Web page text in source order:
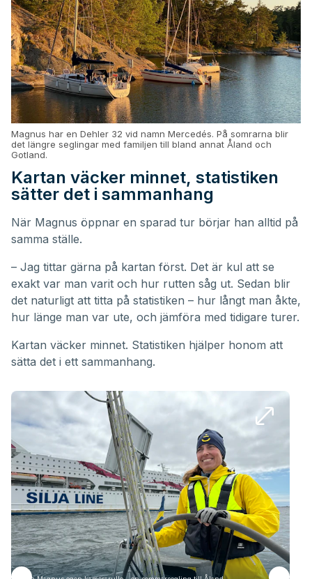
Magnus har en Dehler 32 vid namn Mercedés. På somrarna blir
det längre seglingar med familjen till bland annat Åland och
Gotland.
Kartan väcker minnet, statistiken
sätter det i sammanhang
När Magnus öppnar en sparad tur börjar han alltid på
samma ställe.
– Jag tittar gärna på kartan först. Det är kul att se
exakt var man varit och hur rutten såg ut. Sedan blir
det naturligt att titta på statistiken – hur långt man åkte,
hur länge man var ute, och jämföra med tidigare turer.
Kartan väcker minnet. Statistiken hjälper honom att
sätta det i ett sammanhang.